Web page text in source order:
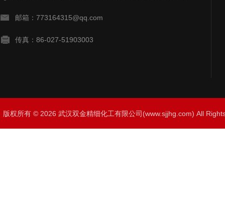
邮箱：773164315@qq.com
传真：86-027-51903003
版权所有 © 2026 武汉双金精细化工有限公司(www.sjjhg.com) All